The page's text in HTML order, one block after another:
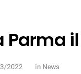
2022 in News